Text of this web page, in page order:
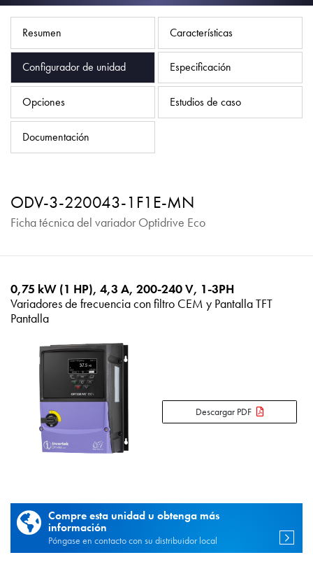
Resumen Características
Configurador de unidad Especificación
Opciones Estudios de caso
Documentación
ODV-3-220043-1F1E-MN
Ficha técnica del variador Optidrive Eco
0,75 kW (1 HP), 4,3 A, 200-240 V, 1-3PH
Variadores de frecuencia con filtro CEM y Pantalla TFT
Pantalla
Descargar PDF
Compre esta unidad u obtenga más
información
Póngase en contacto con su distribuidor local
Política de privacidad
Mapa del sitio
iSource